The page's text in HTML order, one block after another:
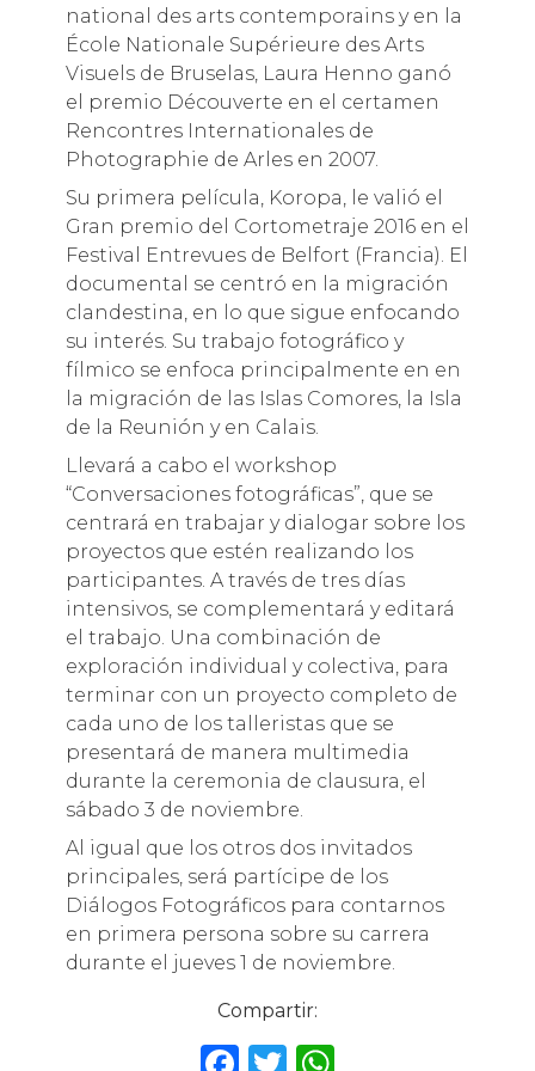
national des arts contemporains y en la
École Nationale Supérieure des Arts
Visuels de Bruselas, Laura Henno ganó
el premio Découverte en el certamen
Rencontres Internationales de
Photographie de Arles en 2007.
Su primera película, Koropa, le valió el
Gran premio del Cortometraje 2016 en el
Festival Entrevues de Belfort (Francia). El
documental se centró en la migración
clandestina, en lo que sigue enfocando
su interés. Su trabajo fotográfico y
fílmico se enfoca principalmente en en
la migración de las Islas Comores, la Isla
de la Reunión y en Calais.
Llevará a cabo el workshop
“Conversaciones fotográficas”, que se
centrará en trabajar y dialogar sobre los
proyectos que estén realizando los
participantes. A través de tres días
intensivos, se complementará y editará
el trabajo. Una combinación de
exploración individual y colectiva, para
terminar con un proyecto completo de
cada uno de los talleristas que se
presentará de manera multimedia
durante la ceremonia de clausura, el
sábado 3 de noviembre.
Al igual que los otros dos invitados
principales, será partícipe de los
Diálogos Fotográficos para contarnos
en primera persona sobre su carrera
durante el jueves 1 de noviembre.
Compartir: